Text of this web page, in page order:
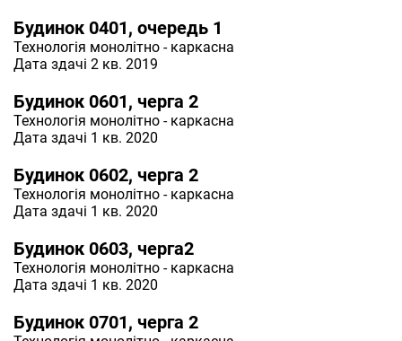
Будинок 0401, очередь 1
Технологія монолітно - каркасна
Дата здачі 2 кв. 2019
Будинок 0601, черга 2
Технологія монолітно - каркасна
Дата здачі 1 кв. 2020
Будинок 0602, черга 2
Технологія монолітно - каркасна
Дата здачі 1 кв. 2020
Будинок 0603, черга2
Технологія монолітно - каркасна
Дата здачі 1 кв. 2020
Будинок 0701, черга 2